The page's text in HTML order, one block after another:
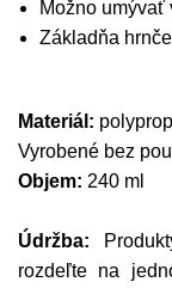
Možno umývať
Základňa
Materiál:
Vyrobené bez
Objem: 240 ml
Údržba:
rozdeľte na